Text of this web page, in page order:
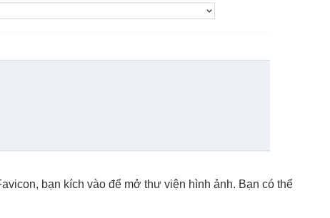
bạn kích vào để mở thư viện hình ảnh. Bạn có thể